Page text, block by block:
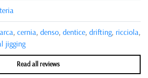
, cernia, denso, dentice, drifting, ricciola,
jigging
Read all reviews